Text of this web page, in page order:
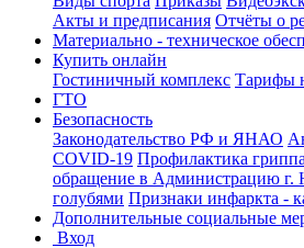
Акты и предписания Отчёты о
Материально - техническое
Купить онлайн
Гостиничный комплекс Тарифы
ГТО
Безопасность
Законодательство РФ и ЯНАО
COVID-19 Профилактика
обращение в Администрацию г.
голубями Признаки инфаркта -
Дополнительные социальные
Вход